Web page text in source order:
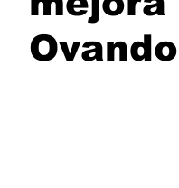
Ovando